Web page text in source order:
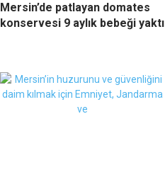
Mersin’de patlayan domates
konservesi 9 aylık bebeği yaktı